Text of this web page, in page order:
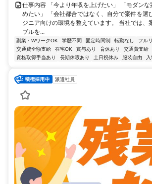
仕事内容 「今より年収を上げたい」 「モダン
めたい」 「会社都合ではなく、自分で案件を選
ジニア向けの環境を整えています。 当社では、
ブルを...
副業・WワークOK 学歴不問 固定時間制 転勤なし
フル
交通費全額支給
在宅OK 賞与あり 育休あり 交通費支給
資格取得手当あり
長期休暇あり 土日祝休み 服装自由
派遣社員